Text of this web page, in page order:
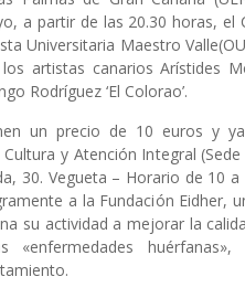
a partir de las 20.30 horas, el
Universitaria Maestro Valle
artistas canarios Arístides
Rodríguez ‘El Colorao’.
un precio de 10 euros y
y Atención Integral
30. Vegueta – Horario de 10
a la Fundación Eidher,
su actividad a mejorar la
«enfermedades huérfanas»,